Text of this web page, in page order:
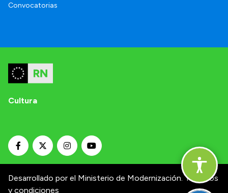
Convocatorias
Cultura
Desarrollado por el Ministerio de Modernización. Términos
y condiciones